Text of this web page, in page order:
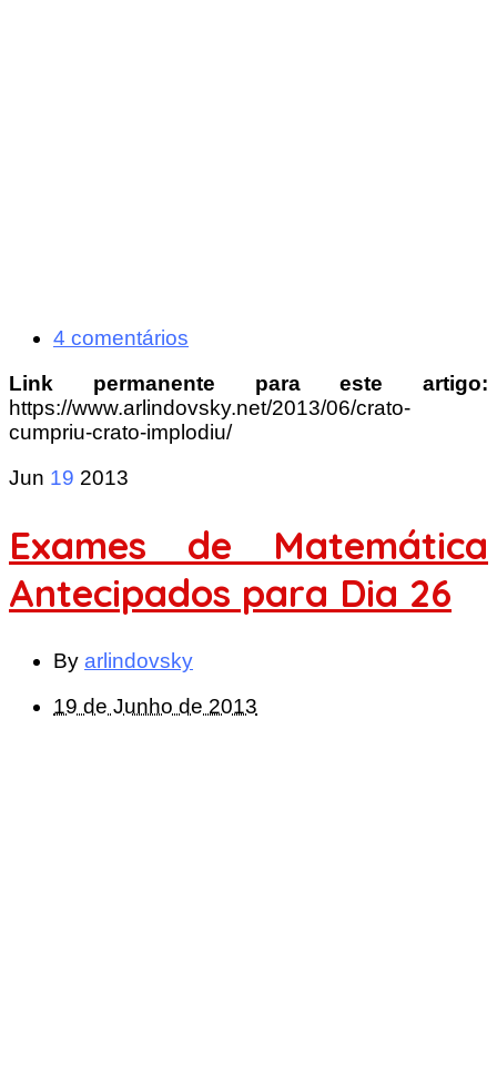
4 comentários
Link permanente para este artigo:
https://www.arlindovsky.net/2013/06/crato-
cumpriu-crato-implodiu/
Jun 19 2013
Exames de Matemática
Antecipados para Dia 26
By arlindovsky
19 de Junho de 2013